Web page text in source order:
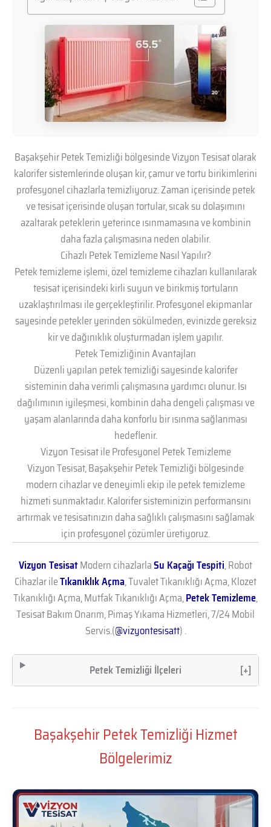
Başakşehir Petek Temizliği bölgesinde Vizyon Tesisat olarak
kalorifer sistemlerinde oluşan kir, çamur ve tortu birikimlerini
profesyonel cihazlarla temizliyoruz. Zaman içerisinde petek
ve tesisat içerisinde oluşan tortular, sıcak su dolaşımını
azaltarak peteklerin yeterince ısınmamasına ve kombinin
daha fazla çalışmasına neden olabilir.
Cihazlı Petek Temizleme Nasıl Yapılır?
Petek temizleme işlemi, özel temizleme cihazları kullanılarak
tesisat içerisindeki kirli suyun ve birikmiş tortuların
uzaklaştırılması ile gerçekleştirilir. Profesyonel ekipmanlar
sayesinde petekler yerinden sökülmeden, evinizde gereksiz
kir ve dağınıklık oluşturmadan işlem yapılır.
Petek Temizliğinin Avantajları
Düzenli yapılan petek temizliği sayesinde kalorifer
sisteminin daha verimli çalışmasına yardımcı olunur. Isı
dağılımının iyileşmesi, kombinin daha dengeli çalışması ve
yaşam alanlarında daha konforlu bir ısınma sağlanması
hedeflenir.
Vizyon Tesisat ile Profesyonel Petek Temizleme
Vizyon Tesisat, Başakşehir Petek Temizliği bölgesinde
modern cihazlar ve deneyimli ekip ile petek temizleme
hizmeti sunmaktadır. Kalorifer sisteminizin performansını
artırmak ve tesisatınızın daha sağlıklı çalışmasını sağlamak
için profesyonel çözümler üretiyoruz.
Vizyon TesisatModern cihazlarlaSu Kaçağı Tespiti, Robot
Cihazlar ileTıkanıklık Açma, Tuvalet Tıkanıklığı Açma, Klozet
Tıkanıklığı Açma, Mutfak Tıkanıklığı Açma,Petek Temizleme,
Tesisat Bakım Onarım, Pimaş Yıkama Hizmetleri, 7/24 Mobil
Servis.(@vizyontesisatt) .
Petek Temizliği İlçeleri [+]
Başakşehir Petek Temizliği Hizmet
Bölgelerimiz